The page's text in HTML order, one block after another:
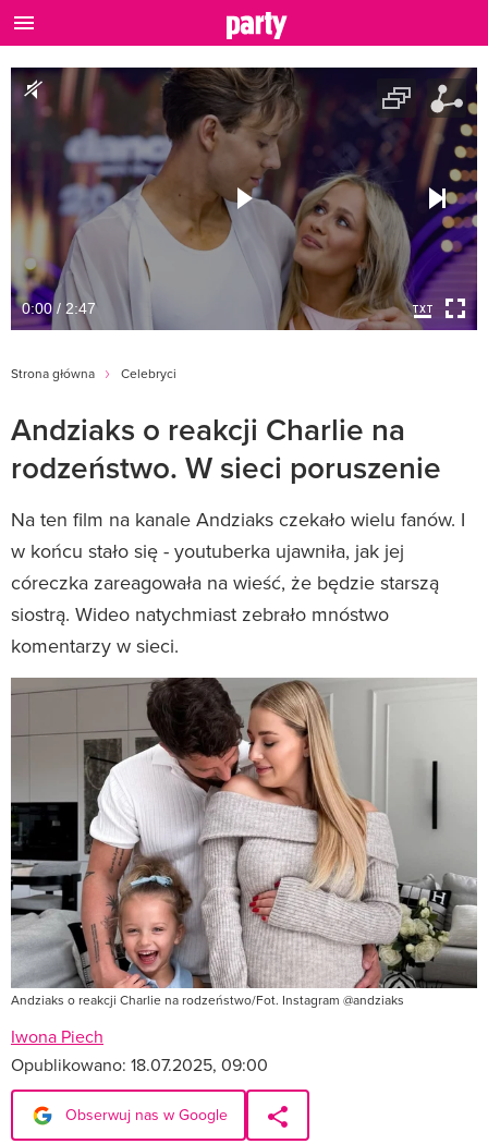
0:00 / 2:47
Strona główna Celebryci
Andziaks o reakcji Charlie na
rodzeństwo. W sieci poruszenie
Na ten film na kanale Andziaks czekało wielu fanów. I
w końcu stało się - youtuberka ujawniła, jak jej
córeczka zareagowała na wieść, że będzie starszą
siostrą. Wideo natychmiast zebrało mnóstwo
komentarzy w sieci.
Andziaks o reakcji Charlie na rodzeństwo/Fot. Instagram @andziaks
Iwona Piech
Opublikowano: 18.07.2025, 09:00
Obserwuj nas w Google